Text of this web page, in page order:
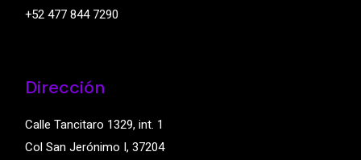
+52 477 844 7290
Dirección
Calle Tancitaro 1329, int. 1
Col San Jerónimo I, 37204